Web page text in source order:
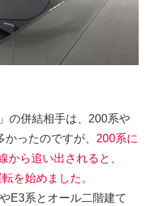
の併結相手は、200系や
ったのですが、 200系に
から追い出されると、
を始めました。
E3系とオール二階建て